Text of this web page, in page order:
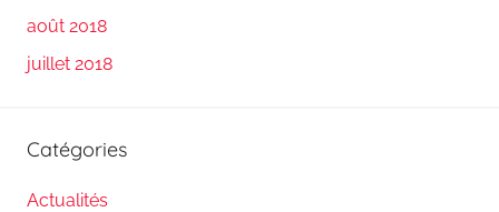
août 2018
juillet 2018
Catégories
Actualités